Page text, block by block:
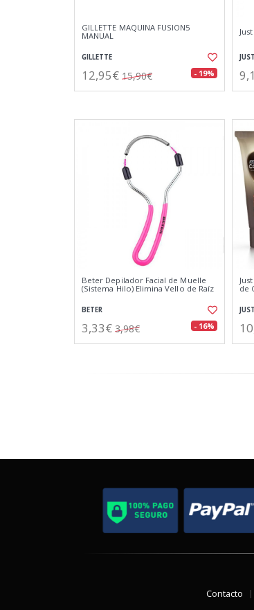
GILLETTE MAQUINA FUSION5
MANUAL
GILLETTE
12,95€ 15,90€ - 19%
Beter Depilador Facial de Muelle
(Sistema Hilo) Elimina Vello de Raíz
BETER
3,33€ 3,98€ - 16%
de
Contacto